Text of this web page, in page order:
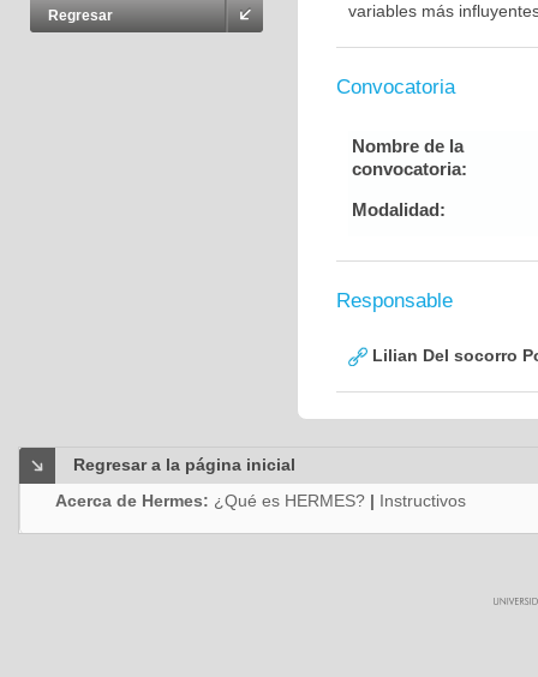
Regresar
variables más
Convocatoria
Nombre de la
convocatoria:
Modalidad:
Responsable
Lilian Del socorro
Regresar a la página inicial
Acerca de Hermes: ¿Qué es HERMES? | Instructivos